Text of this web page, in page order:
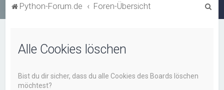
Python-Forum.de Foren-Übersicht
Alle Cookies löschen
Bist du dir sicher, dass du alle Cookies des Boards löschen
möchtest?